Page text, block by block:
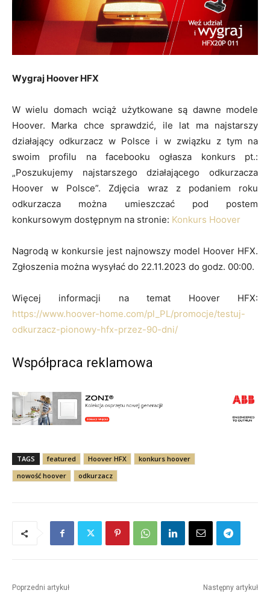
Wygraj Hoover HFX
W wielu domach wciąż użytkowane są dawne modele
Hoover. Marka chce sprawdzić, ile lat ma najstarszy
działający odkurzacz w Polsce i w związku z tym na
swoim profilu na facebooku ogłasza konkurs pt.:
„Poszukujemy najstarszego działającego odkurzacza
Hoover w Polsce”. Zdjęcia wraz z podaniem roku
odkurzacza można umieszczać pod postem
konkursowym dostępnym na stronie: Konkurs Hoover
Nagrodą w konkursie jest najnowszy model Hoover HFX.
Zgłoszenia można wysyłać do 22.11.2023 do godz. 00:00.
Więcej informacji na temat Hoover HFX:
https://www.hoover-home.com/pl_PL/promocje/testuj-
odkurzacz-pionowy-hfx-przez-90-dni/
Współpraca reklamowa
TAGS featured Hoover HFX
konkurs hoover
nowość hoover
odkurzacz
Poprzedni artykuł Następny artykuł